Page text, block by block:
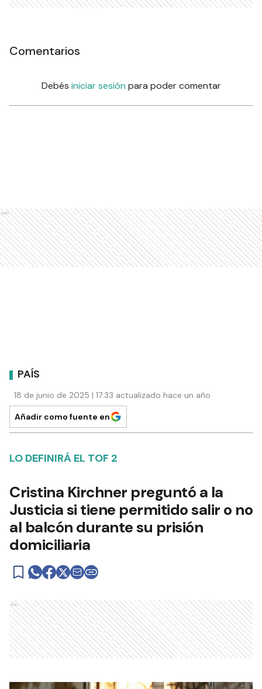
Comentarios
Debés iniciar sesión para poder comentar
Ads
PAÍS
18 de junio de 2025 | 17:33 actualizado hace un año
Añadir como fuente en
LO DEFINIRÁ EL TOF 2
Cristina Kirchner preguntó a la
Justicia si tiene permitido salir o no
al balcón durante su prisión
domiciliaria
Ads